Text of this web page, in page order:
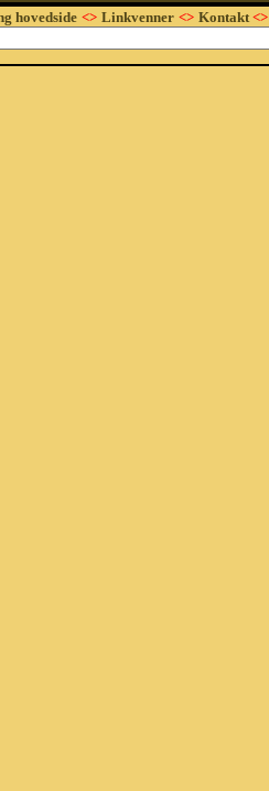
hovedside <> Linkvenner <> Kontakt<>